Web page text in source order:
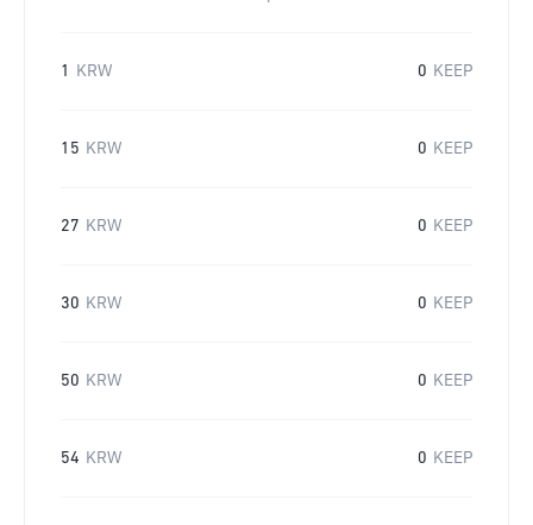
1 KRW 0 KEEP
15 KRW 0 KEEP
27 KRW 0 KEEP
30 KRW 0 KEEP
50 KRW 0 KEEP
54 KRW 0 KEEP